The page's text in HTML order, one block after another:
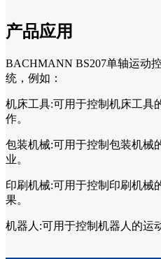
产品应用
BACHMANN BS207单轴运动
统，例如：
机床工具:可用于控制机床工具
作。
包装机械:可用于控制包装机械
业。
印刷机械:可用于控制印刷机械
果。
机器人:可用于控制机器人的运